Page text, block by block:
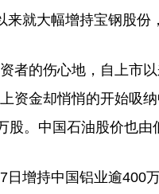
就大幅增持宝钢股份
的伤心地，自上市以
资金却悄悄的开始吸
股。中国石油股价也由
增持中国铝业逾400万